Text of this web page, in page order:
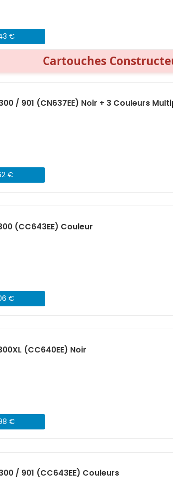
€
Cartouches
/ 901 (CN637EE) Noir + 3 Couleurs
€
(CC643EE) Couleur
€
(CC640EE) Noir
€
/ 901 (CC643EE) Couleurs